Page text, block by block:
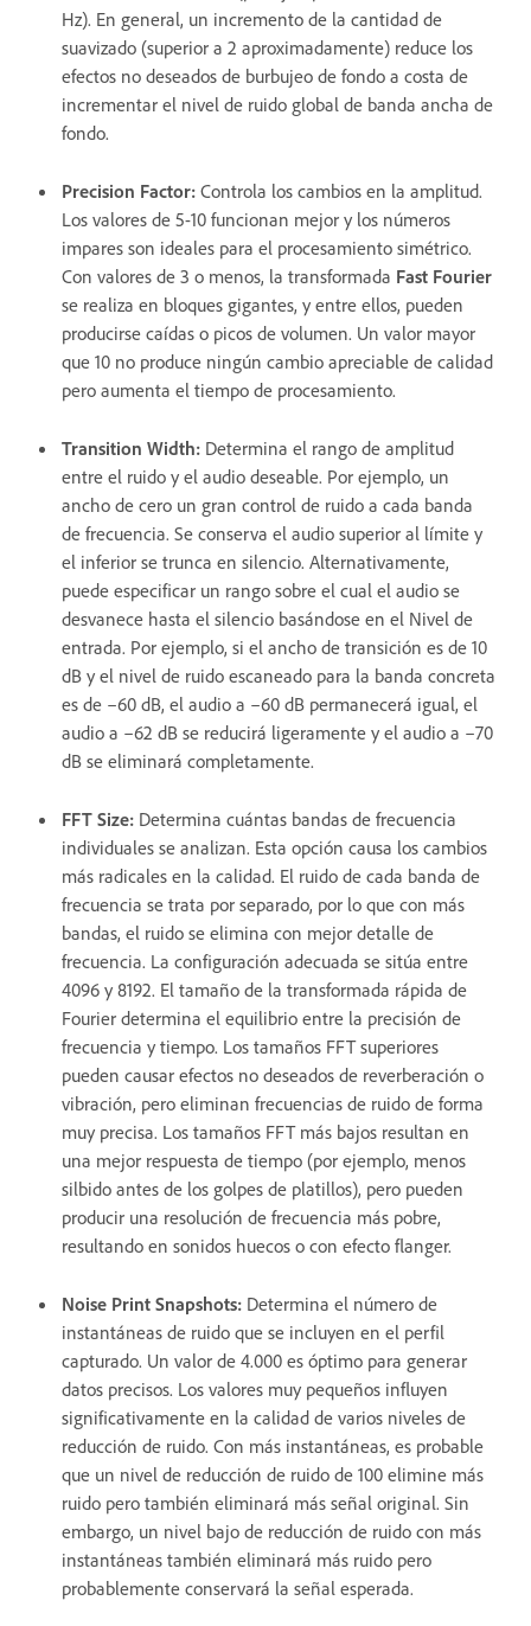
Hz). En general, un incremento de la cantidad de
suavizado (superior a 2 aproximadamente) reduce los
efectos no deseados de burbujeo de fondo a costa de
incrementar el nivel de ruido global de banda ancha de
fondo.
Precision Factor: Controla los cambios en la amplitud.
Los valores de 5-10 funcionan mejor y los números
impares son ideales para el procesamiento simétrico.
Con valores de 3 o menos, la transformada Fast Fourier
se realiza en bloques gigantes, y entre ellos, pueden
producirse caídas o picos de volumen. Un valor mayor
que 10 no produce ningún cambio apreciable de calidad
pero aumenta el tiempo de procesamiento.
Transition Width: Determina el rango de amplitud
entre el ruido y el audio deseable. Por ejemplo, un
ancho de cero un gran control de ruido a cada banda
de frecuencia. Se conserva el audio superior al límite y
el inferior se trunca en silencio. Alternativamente,
puede especificar un rango sobre el cual el audio se
desvanece hasta el silencio basándose en el Nivel de
entrada. Por ejemplo, si el ancho de transición es de 10
dB y el nivel de ruido escaneado para la banda concreta
es de –60 dB, el audio a –60 dB permanecerá igual, el
audio a –62 dB se reducirá ligeramente y el audio a –70
dB se eliminará completamente.
FFT Size: Determina cuántas bandas de frecuencia
individuales se analizan. Esta opción causa los cambios
más radicales en la calidad. El ruido de cada banda de
frecuencia se trata por separado, por lo que con más
bandas, el ruido se elimina con mejor detalle de
frecuencia. La configuración adecuada se sitúa entre
4096 y 8192. El tamaño de la transformada rápida de
Fourier determina el equilibrio entre la precisión de
frecuencia y tiempo. Los tamaños FFT superiores
pueden causar efectos no deseados de reverberación o
vibración, pero eliminan frecuencias de ruido de forma
muy precisa. Los tamaños FFT más bajos resultan en
una mejor respuesta de tiempo (por ejemplo, menos
silbido antes de los golpes de platillos), pero pueden
producir una resolución de frecuencia más pobre,
resultando en sonidos huecos o con efecto flanger.
Noise Print Snapshots: Determina el número de
instantáneas de ruido que se incluyen en el perfil
capturado. Un valor de 4.000 es óptimo para generar
datos precisos. Los valores muy pequeños influyen
significativamente en la calidad de varios niveles de
reducción de ruido. Con más instantáneas, es probable
que un nivel de reducción de ruido de 100 elimine más
ruido pero también eliminará más señal original. Sin
embargo, un nivel bajo de reducción de ruido con más
instantáneas también eliminará más ruido pero
probablemente conservará la señal esperada.